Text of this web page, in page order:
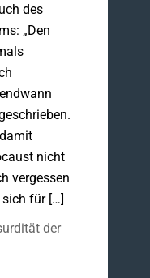
des
„Den
nicht
vergessen
sich für […]
der